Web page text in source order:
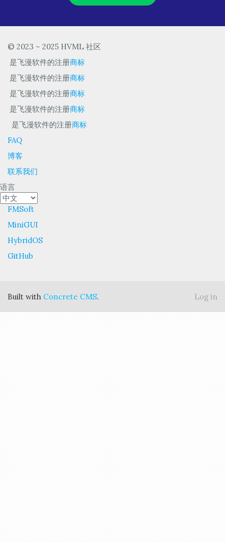
© 2023 ~ 2025 HVML 社区
是飞漫软件的注册商标
是飞漫软件的注册商标
是飞漫软件的注册商标
是飞漫软件的注册商标
是飞漫软件的注册商标
FAQ
博客
联系我们
语言
FMSoft
MiniGUI
HybridOS
GitHub
Built with Concrete CMS. Log in